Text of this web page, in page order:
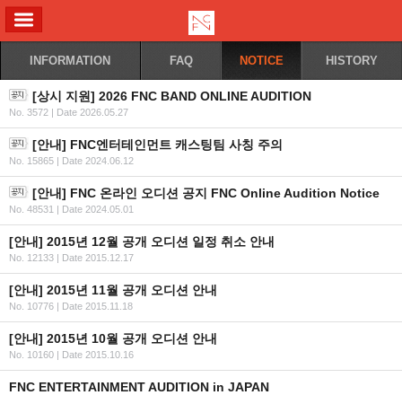
INFORMATION FAQ NOTICE HISTORY
[상시 지원] 2026 FNC BAND ONLINE AUDITION
No. 3572 | Date 2026.05.27
[안내] FNC엔터테인먼트 캐스팅팀 사칭 주의
No. 15865 | Date 2024.06.12
[안내] FNC 온라인 오디션 공지 FNC Online Audition Notice
No. 48531 | Date 2024.05.01
[안내] 2015년 12월 공개 오디션 일정 취소 안내
No. 12133 | Date 2015.12.17
[안내] 2015년 11월 공개 오디션 안내
No. 10776 | Date 2015.11.18
[안내] 2015년 10월 공개 오디션 안내
No. 10160 | Date 2015.10.16
FNC ENTERTAINMENT AUDITION in JAPAN